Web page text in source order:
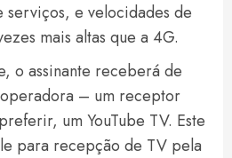
e velocidades de
mais altas que a 4G.
o assinante receberá de
– um receptor
um YouTube TV. Este
para recepção de TV pela